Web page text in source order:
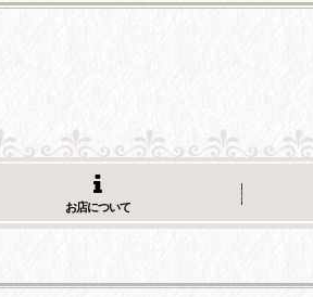
お店について